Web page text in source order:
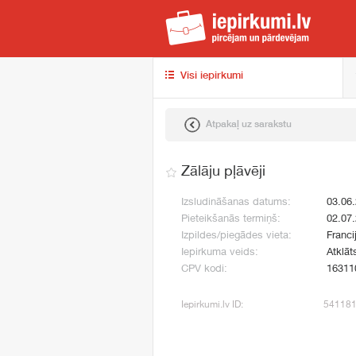
Visi iepirkumi
Atpakaļ uz sarakstu
Zālāju pļāvēji
Izsludināšanas datums:
Pieteikšanās termiņš:
Izpildes/piegādes vieta:
Iepirkuma veids:
CPV kodi:
Iepirkumi.lv ID: